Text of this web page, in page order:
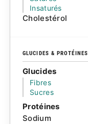
Insaturés
Cholestérol
GLUCIDES & PROTÉINES
Glucides
Fibres
Sucres
Protéines
Sodium